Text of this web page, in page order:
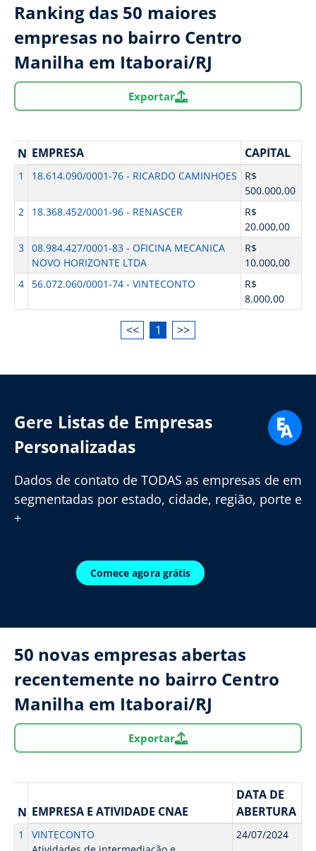
Ranking das 50 maiores
empresas no bairro Centro
Manilha em Itaborai/RJ
Exportar
N EMPRESA CAPITAL
1 18.614.090/0001-76 - RICARDO CAMINHOES
R$
500.000,00
2
18.368.452/0001-96 - RENASCER
R$
20.000,00
3 08.984.427/0001-83 - OFICINA MECANICA
NOVO HORIZONTE LTDA
R$
10.000,00
4
56.072.060/0001-74 - VINTECONTO
R$
8.000,00
<< 1 >>
Gere Listas de Empresas
Personalizadas
Dados de contato de TODAS as empresas de em
segmentadas por estado, cidade, região, porte e
+
Comece agora grátis
50 novas empresas abertas
recentemente no bairro Centro
Manilha em Itaborai/RJ
Exportar
N EMPRESA E ATIVIDADE CNAE
DATA DE
ABERTURA
1
VINTECONTO
24/07/2024